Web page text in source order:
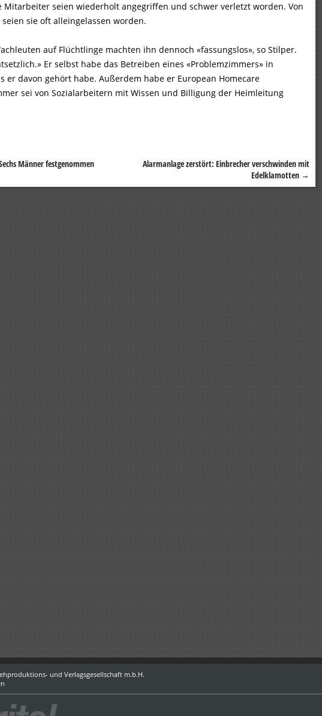
Mitarbeiter seien wiederholt angegriffen und schwer verletzt worden. Von
sie oft alleingelassen worden.
auf Flüchtlinge machten ihn dennoch «fassungslos», so Stilper.
Er selbst habe das Betreiben eines «Problemzimmers» in
er davon gehört habe. Außerdem habe er European Homecare
sei von Sozialarbeitern mit Wissen und Billigung der Heimleitung
Männer festgenommen
Alarmanlage zerstört: Einbrecher verschwinden mit
Edelklamotten →
und Verlagsgesellschaft m.b.H.